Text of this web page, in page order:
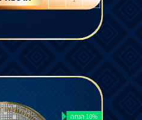
10% הנחה